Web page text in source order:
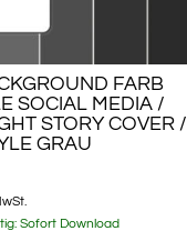
FARB
SOCIAL MEDIA /
STORY COVER /
GRAU
Sofort Download